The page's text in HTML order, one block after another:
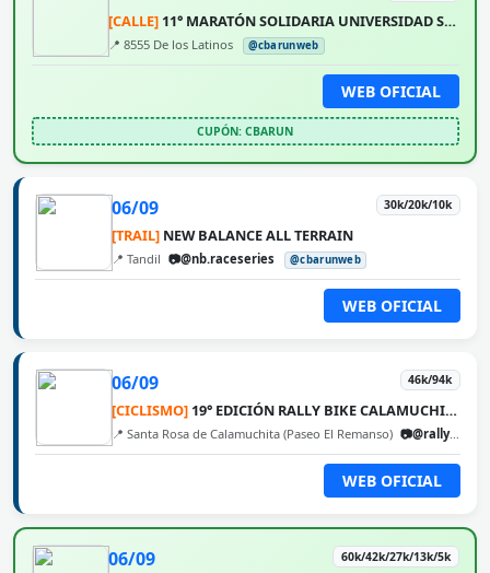
[CALLE]11° MARATÓN SOLIDARIA UNIVERSIDAD SIGLO 21
📍 8555 De los Latinos @cbarunweb
WEB OFICIAL
CUPÓN: CBARUN
06/09 30k/20k/10k
[TRAIL] NEW BALANCE ALL TERRAIN
📍 Tandil 📷@nb.raceseries @cbarunweb
WEB OFICIAL
06/09 46k/94k
[CICLISMO] 19° EDICIÓN RALLY BIKE CALAMUCHITA
📍 Santa Rosa de Calamuchita (Paseo El Remanso) 📷@rallybikecalamuchita
WEB OFICIAL
06/09 60k/42k/27k/13k/5k